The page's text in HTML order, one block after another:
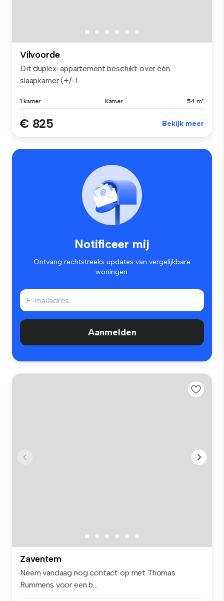
Vilvoorde
Dit duplex-appartement beschikt over één
slaapkamer (+/-1...
1 kamer Kamer 54 m²
€ 825 Bekijk meer
Notificeer mij
Ontvang rechtstreeks updates van vergelijkbare
woningen.
Aanmelden
Zaventem
Neem vandaag nog contact op met Thomas
Rummens voor een b...